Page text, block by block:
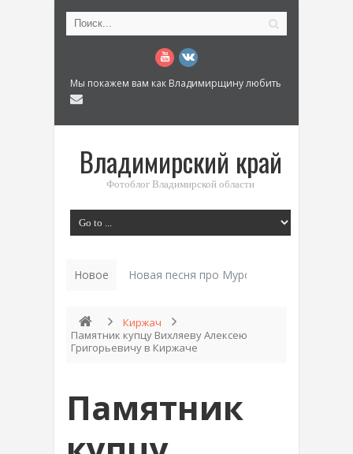
Мы покажем вам как Владимирщину любить
Владимирский край
Фотоблог Владимирской области
Новое Новая песня про Муром: «Былинный
Киржач
Памятник купцу Вихляеву Алексею
Григорьевичу в Киржаче
Памятник